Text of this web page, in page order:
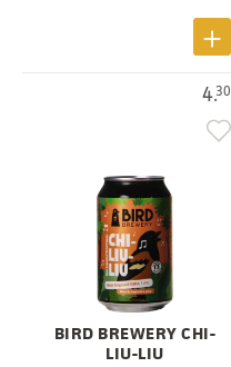
4.30
BIRD BREWERY CHI-
LIU-LIU